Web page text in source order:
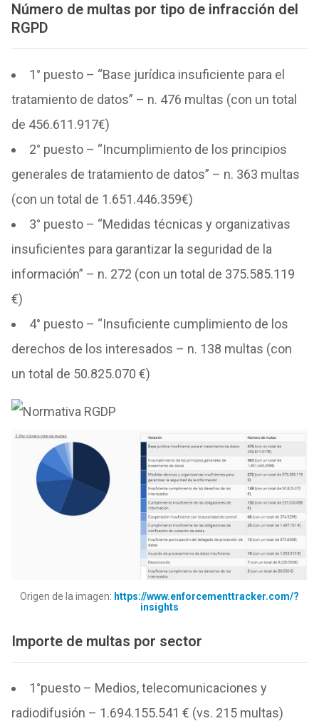
Número de multas por tipo de infracción del
RGPD
1° puesto – “Base jurídica insuficiente para el
tratamiento de datos” – n. 476 multas (con un total
de 456.611.917€)
2° puesto – “Incumplimiento de los principios
generales de tratamiento de datos” – n. 363 multas
(con un total de 1.651.446.359€)
3° puesto – “Medidas técnicas y organizativas
insuficientes para garantizar la seguridad de la
información” – n. 272 (con un total de 375.585.119
€)
4° puesto – “Insuficiente cumplimiento de los
derechos de los interesados – n. 138 multas (con
un total de 50.825.070 €)
Origen de la imagen: https://www.enforcementtracker.com/?
insights
Importe de multas por sector
1°puesto – Medios, telecomunicaciones y
radiodifusión – 1.694.155.541 € (vs. 215 multas)